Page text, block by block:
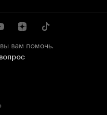
вам помочь.